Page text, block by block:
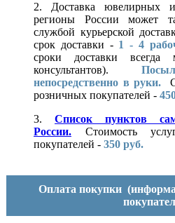
2. Доставка ювелирных
регионы России может
службой курьерской
срок доставки - 1 - 4
сроки доставки
консультантов).
непосредственно в руки.
розничных покупателей -
3. Список пунктов
России.
Стоимость
покупателей - 350 руб.
Оплата покупки